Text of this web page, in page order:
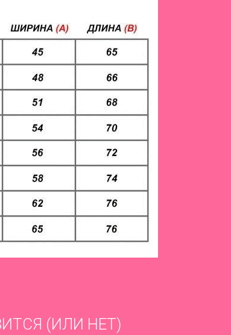
(ИЛИ НЕТ)